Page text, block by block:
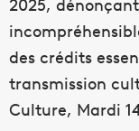
2025,
des crédits
transmission
Culture, Mardi